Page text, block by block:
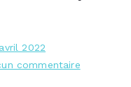
2022
commentairesur